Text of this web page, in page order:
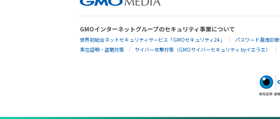
GMOインターネットグループのセキュリティ事業について
世界初総合ネットセキュリティサービス「GMOセキュリティ24」 パスワード漏洩診断
実在証明・盗聴対策
サイバー攻撃対策（GMOサイバーセキュリティ byイエラエ）